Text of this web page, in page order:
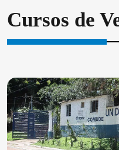
toda
la
actualidad
únete
a
SEMANARIO
LAGUNA
por
$
Cursos de